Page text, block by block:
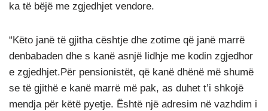
ka të bëjë me zgjedhjet vendore.
“Këto janë të gjitha cështje dhe zotime që janë marrë
denbabaden dhe s kanë asnjë lidhje me kodin zgjedhor
e zgjedhjet.Për pensionistët, që kanë dhënë më shumë
se të gjithë e kanë marrë më pak, as duhet t’i shkojë
mendja për këtë pyetje. Është një adresim në vazhdim i